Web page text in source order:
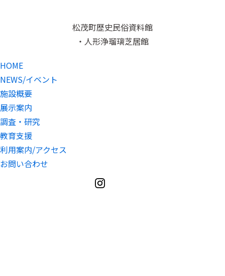
松茂町歴史民俗資料館
・人形浄瑠璃芝居館
HOME
NEWS/イベント
施設概要
展示案内
調査・研究
教育支援
利用案内/アクセス
お問い合わせ